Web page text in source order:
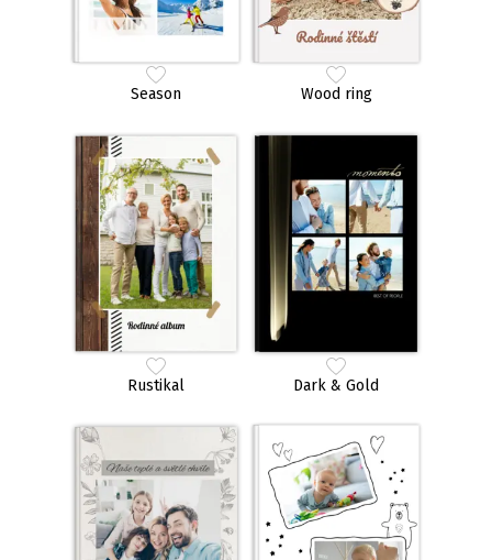
Season Wood ring
Rustikal Dark & Gold